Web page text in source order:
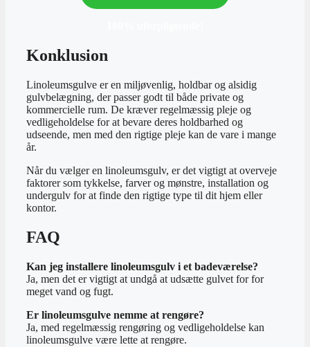
Konklusion
Linoleumsgulve er en miljøvenlig, holdbar og alsidig
gulvbelægning, der passer godt til både private og
kommercielle rum. De kræver regelmæssig pleje og
vedligeholdelse for at bevare deres holdbarhed og
udseende, men med den rigtige pleje kan de vare i mange
år.
Når du vælger en linoleumsgulv, er det vigtigt at overveje
faktorer som tykkelse, farver og mønstre, installation og
undergulv for at finde den rigtige type til dit hjem eller
kontor.
FAQ
Kan jeg installere linoleumsgulv i et badeværelse?
Ja, men det er vigtigt at undgå at udsætte gulvet for for
meget vand og fugt.
Er linoleumsgulve nemme at rengøre?
Ja, med regelmæssig rengøring og vedligeholdelse kan
linoleumsgulve være lette at rengøre.